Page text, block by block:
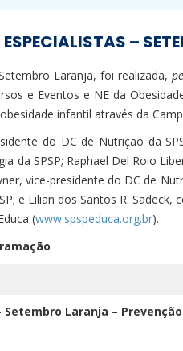
–
Laranja, foi realizada,
e Eventos e NE da
infantil através da
do DC de Nutrição da
da SPSP; Raphael Del Roio
vice-presidente do DC de
e Lilian dos Santos R.
(www.spspeduca.org.br).
Setembro Laranja – Prevenção